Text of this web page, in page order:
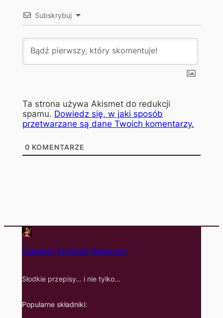
Subskrybuj
Ta strona używa Akismet do redukcji
spamu. Dowiedz się, w jaki sposób
przetwarzane są dane Twoich komentarzy.
0 KOMENTARZE
Śladami Słodkiej Babeczki
Słodkie przepisy… i nie tylko…
Popularne składniki: